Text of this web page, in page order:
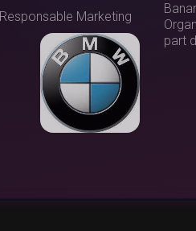
Directeur